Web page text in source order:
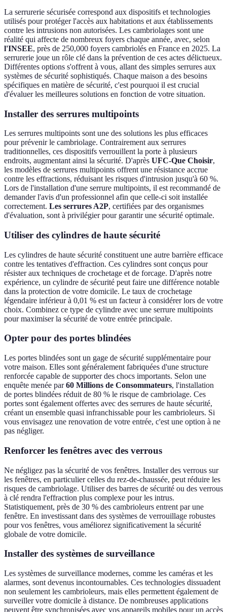
La serrurerie sécurisée correspond aux dispositifs et technologies
utilisés pour protéger l'accès aux habitations et aux établissements
contre les intrusions non autorisées. Les cambriolages sont une
réalité qui affecte de nombreux foyers chaque année, avec, selon
l'INSEE, près de 250,000 foyers cambriolés en France en 2025. La
serrurerie joue un rôle clé dans la prévention de ces actes délictueux.
Différentes options s'offrent à vous, allant des simples serrures aux
systèmes de sécurité sophistiqués. Chaque maison a des besoins
spécifiques en matière de sécurité, c'est pourquoi il est crucial
d'évaluer les meilleures solutions en fonction de votre situation.
Installer des serrures multipoints
Les serrures multipoints sont une des solutions les plus efficaces
pour prévenir le cambriolage. Contrairement aux serrures
traditionnelles, ces dispositifs verrouillent la porte à plusieurs
endroits, augmentant ainsi la sécurité. D'après UFC-Que Choisir,
les modèles de serrures multipoints offrent une résistance accrue
contre les effractions, réduisant les risques d'intrusion jusqu'à 60 %.
Lors de l'installation d'une serrure multipoints, il est recommandé de
demander l'avis d'un professionnel afin que celle-ci soit installée
correctement. Les serrures A2P, certifiées par des organismes
d'évaluation, sont à privilégier pour garantir une sécurité optimale.
Utiliser des cylindres de haute sécurité
Les cylindres de haute sécurité constituent une autre barrière efficace
contre les tentatives d'effraction. Ces cylindres sont conçus pour
résister aux techniques de crochetage et de forcage. D'après notre
expérience, un cylindre de sécurité peut faire une différence notable
dans la protection de votre domicile. Le taux de crochetage
légendaire inférieur à 0,01 % est un facteur à considérer lors de votre
choix. Combinez ce type de cylindre avec une serrure multipoints
pour maximiser la sécurité de votre entrée principale.
Opter pour des portes blindées
Les portes blindées sont un gage de sécurité supplémentaire pour
votre maison. Elles sont généralement fabriquées d'une structure
renforcée capable de supporter des chocs importants. Selon une
enquête menée par60 Millions de Consommateurs, l'installation
de portes blindées réduit de 80 % le risque de cambriolage. Ces
portes sont également offertes avec des serrures de haute sécurité,
créant un ensemble quasi infranchissable pour les cambrioleurs. Si
vous envisagez une renovation de votre entrée, c'est une option à ne
pas négliger.
Renforcer les fenêtres avec des verrous
Ne négligez pas la sécurité de vos fenêtres. Installer des verrous sur
les fenêtres, en particulier celles du rez-de-chaussée, peut réduire les
risques de cambriolage. Utiliser des barres de sécurité ou des verrous
à clé rendra l'effraction plus complexe pour les intrus.
Statistiquement, près de 30 % des cambrioleurs entrent par une
fenêtre. En investissant dans des systèmes de verrouillage robustes
pour vos fenêtres, vous améliorez significativement la sécurité
globale de votre domicile.
Installer des systèmes de surveillance
Les systèmes de surveillance modernes, comme les caméras et les
alarmes, sont devenus incontournables. Ces technologies dissuadent
non seulement les cambrioleurs, mais elles permettent également de
surveiller votre domicile à distance. De nombreuses applications
peuvent être synchronisées avec vos appareils mobiles pour un accès